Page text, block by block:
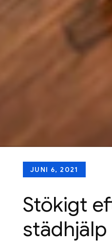
Posted
JUNI 6, 2021
Stökigt
städhjälp